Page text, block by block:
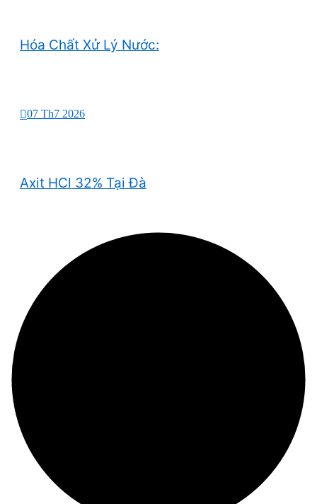
Hóa Chất Xử Lý Nước:
07 Th7 2026
Axit HCl 32% Tại Đà